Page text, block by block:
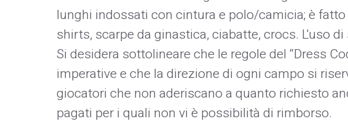
lunghi indossati con cintura e polo/camicia; è
shirts, scarpe da ginastica, ciabatte, crocs. L'uso
Si desidera sottolineare che le regole del “Dress
imperative e che la direzione di ogni campo si
giocatori che non aderiscano a quanto richiesto
pagati per i quali non vi è possibilità di rimborso.